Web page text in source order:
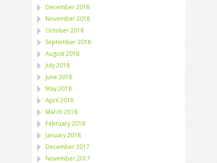
December 2018
November 2018
October 2018
September 2018
August 2018
July 2018
June 2018
May 2018
April 2018
March 2018
February 2018
January 2018
December 2017
November 2017